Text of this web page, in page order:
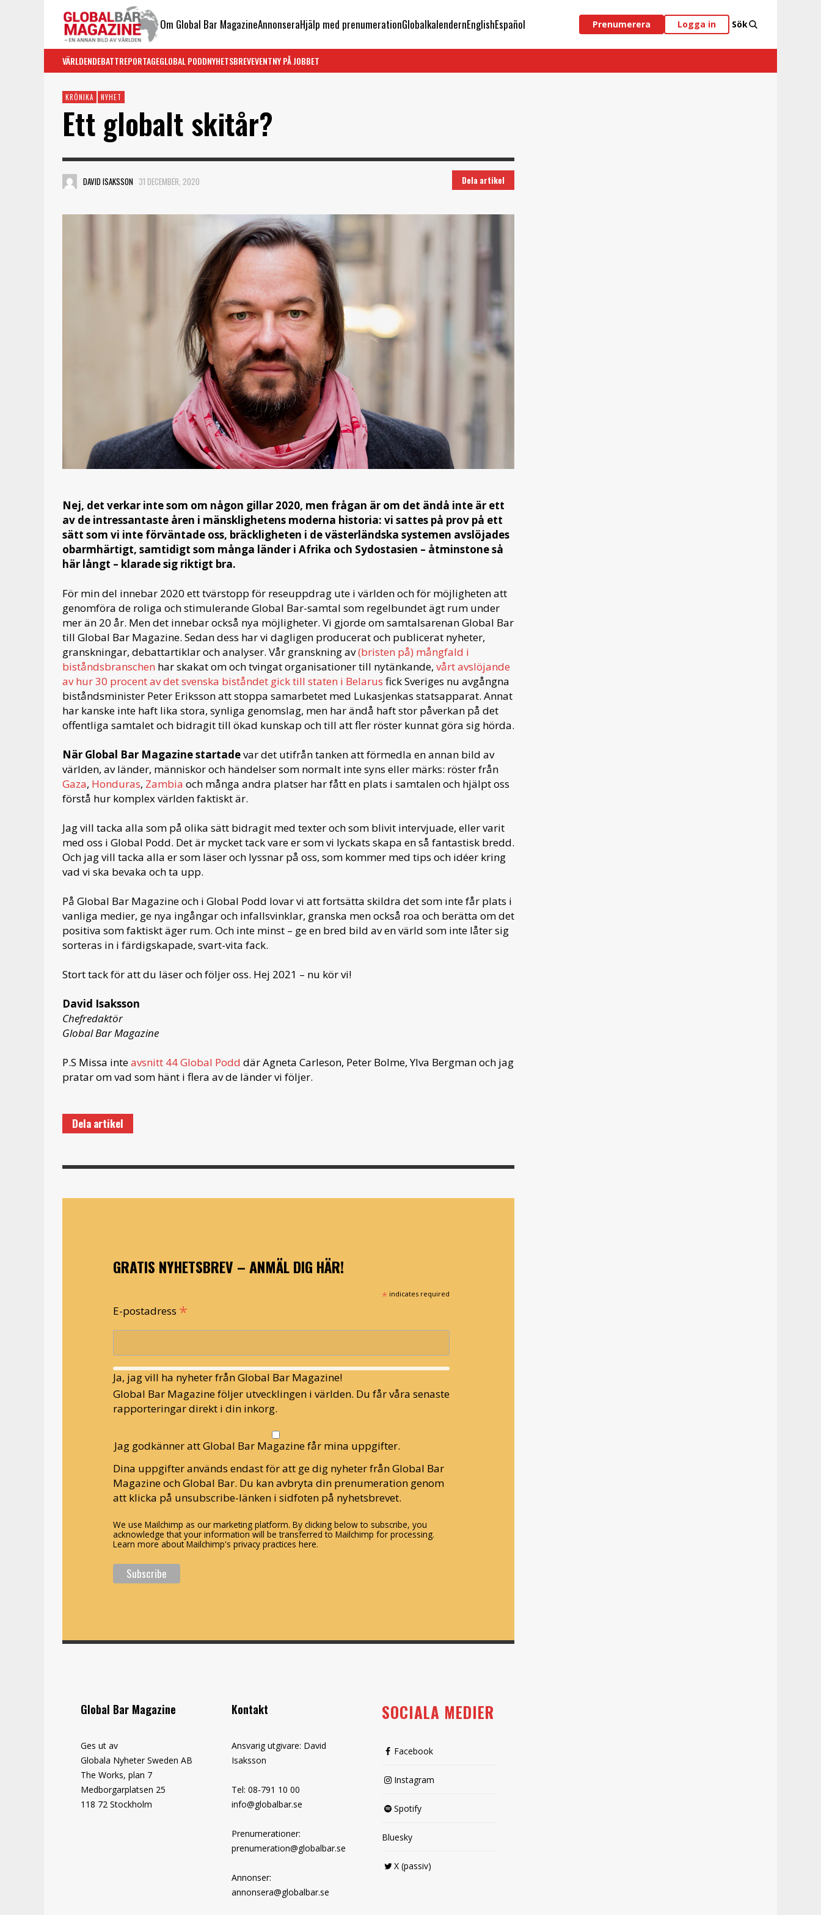
Om Global Bar MagazineAnnonseraHjälp med prenumerationGlobalkalendernEnglishEspañol Prenumerera Logga in Sök
VÄRLDENDEBATTREPORTAGEGLOBAL PODDNYHETSBREVEVENTNY PÅ JOBBET
KRÖNIKA NYHET
Ett globalt skitår?
DAVID ISAKSSON 31 DECEMBER, 2020 Dela artikel
Nej, det verkar inte som om någon gillar 2020, men frågan är om det ändå inte är ett
av de intressantaste åren i mänsklighetens moderna historia: vi sattes på prov på ett
sätt som vi inte förväntade oss, bräckligheten i de västerländska systemen avslöjades
obarmhärtigt, samtidigt som många länder i Afrika och Sydostasien – åtminstone så
här långt – klarade sig riktigt bra.
För min del innebar 2020 ett tvärstopp för reseuppdrag ute i världen och för möjligheten att
genomföra de roliga och stimulerande Global Bar-samtal som regelbundet ägt rum under
mer än 20 år. Men det innebar också nya möjligheter. Vi gjorde om samtalsarenan Global Bar
till Global Bar Magazine. Sedan dess har vi dagligen producerat och publicerat nyheter,
granskningar, debattartiklar och analyser. Vår granskning av(bristen på) mångfald i
biståndsbranschen har skakat om och tvingat organisationer till nytänkande, vårt avslöjande
av hur 30 procent av det svenska biståndet gick till staten i Belarus fick Sveriges nu avgångna
biståndsminister Peter Eriksson att stoppa samarbetet med Lukasjenkas statsapparat. Annat
har kanske inte haft lika stora, synliga genomslag, men har ändå haft stor påverkan på det
offentliga samtalet och bidragit till ökad kunskap och till att fler röster kunnat göra sig hörda.
När Global Bar Magazine startadevar det utifrån tanken att förmedla en annan bild av
världen, av länder, människor och händelser som normalt inte syns eller märks: röster från
Gaza, Honduras, Zambia och många andra platser har fått en plats i samtalen och hjälpt oss
förstå hur komplex världen faktiskt är.
Jag vill tacka alla som på olika sätt bidragit med texter och som blivit intervjuade, eller varit
med oss i Global Podd. Det är mycket tack vare er som vi lyckats skapa en så fantastisk bredd.
Och jag vill tacka alla er som läser och lyssnar på oss, som kommer med tips och idéer kring
vad vi ska bevaka och ta upp.
På Global Bar Magazine och i Global Podd lovar vi att fortsätta skildra det som inte får plats i
vanliga medier, ge nya ingångar och infallsvinklar, granska men också roa och berätta om det
positiva som faktiskt äger rum. Och inte minst – ge en bred bild av en värld som inte låter sig
sorteras in i färdigskapade, svart-vita fack.
Stort tack för att du läser och följer oss. Hej 2021 – nu kör vi!
David Isaksson
Chefredaktör
Global Bar Magazine
P.S Missa inteavsnitt 44 Global Podd där Agneta Carleson, Peter Bolme, Ylva Bergman och jag
pratar om vad som hänt i flera av de länder vi följer.
Dela artikel
GRATIS NYHETSBREV – ANMÄL DIG HÄR!
* indicates required
E-postadress *
Ja, jag vill ha nyheter från Global Bar Magazine!
Global Bar Magazine följer utvecklingen i världen. Du får våra senaste
rapporteringar direkt i din inkorg.
Jag godkänner att Global Bar Magazine får mina uppgifter.
Dina uppgifter används endast för att ge dig nyheter från Global Bar
Magazine och Global Bar. Du kan avbryta din prenumeration genom
att klicka på unsubscribe-länken i sidfoten på nyhetsbrevet.
We use Mailchimp as our marketing platform. By clicking below to subscribe, you
acknowledge that your information will be transferred to Mailchimp for processing.
Learn more about Mailchimp's privacy practices here.
Global Bar Magazine
Ges ut av
Globala Nyheter Sweden AB
The Works, plan 7
Medborgarplatsen 25
118 72 Stockholm
Kontakt
Ansvarig utgivare: David
Isaksson
Tel: 08-791 10 00
info@globalbar.se
Prenumerationer:
prenumeration@globalbar.se
Annonser:
annonsera@globalbar.se
SOCIALA MEDIER
Facebook
Instagram
Spotify
Bluesky
X (passiv)